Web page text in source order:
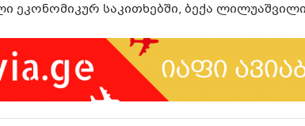
ეკონომიკურ საკითხებში, ბექა